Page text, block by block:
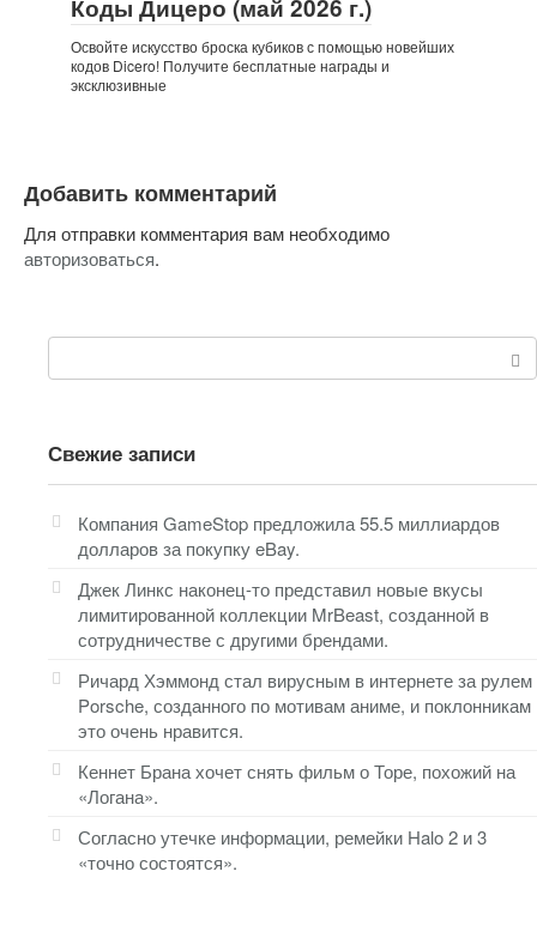
Коды Дицеро (май 2026 г.)
Освойте искусство броска кубиков с помощью новейших
кодов Dicero! Получите бесплатные награды и
эксклюзивные
Добавить комментарий
Для отправки комментария вам необходимо
авторизоваться.
Поиск:
Свежие записи
Компания GameStop предложила 55.5 миллиардов
долларов за покупку eBay.
Джек Линкс наконец-то представил новые вкусы
лимитированной коллекции MrBeast, созданной в
сотрудничестве с другими брендами.
Ричард Хэммонд стал вирусным в интернете за рулем
Porsche, созданного по мотивам аниме, и поклонникам
это очень нравится.
Кеннет Брана хочет снять фильм о Торе, похожий на
«Логана».
Согласно утечке информации, ремейки Halo 2 и 3
«точно состоятся».